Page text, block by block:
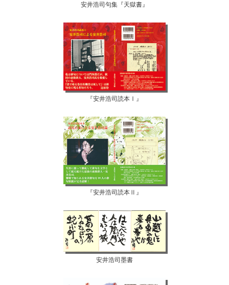
安井浩司句集『天獄書』
『安井浩司読本Ⅰ』
『安井浩司読本Ⅱ』
安井浩司墨書